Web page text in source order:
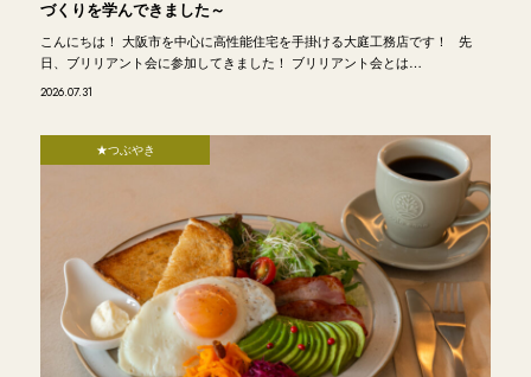
づくりを学んできました～
こんにちは！ 大阪市を中心に高性能住宅を手掛ける大庭工務店です！ 先
日、ブリリアント会に参加してきました！ ブリリアント会とは…
2026.07.31
★つぶやき